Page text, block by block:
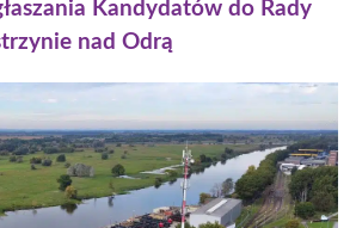
Kandydatów do Rady
nad Odrą